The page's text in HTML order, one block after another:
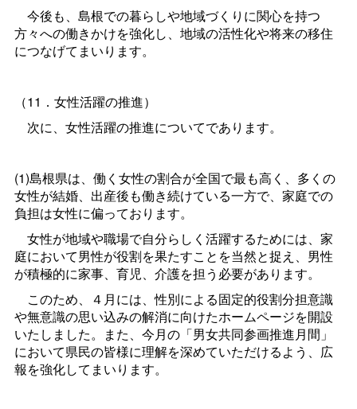
今後も、島根での暮らしや地域づくりに関心を持つ
方々への働きかけを強化し、地域の活性化や将来の移住
につなげてまいります。
（11．女性活躍の推進）
次に、女性活躍の推進についてであります。
(1)島根県は、働く女性の割合が全国で最も高く、多くの
女性が結婚、出産後も働き続けている一方で、家庭での
負担は女性に偏っております。
女性が地域や職場で自分らしく活躍するためには、家
庭において男性が役割を果たすことを当然と捉え、男性
が積極的に家事、育児、介護を担う必要があります。
このため、４月には、性別による固定的役割分担意識
や無意識の思い込みの解消に向けたホームページを開設
いたしました。また、今月の「男女共同参画推進月間」
において県民の皆様に理解を深めていただけるよう、広
報を強化してまいります。